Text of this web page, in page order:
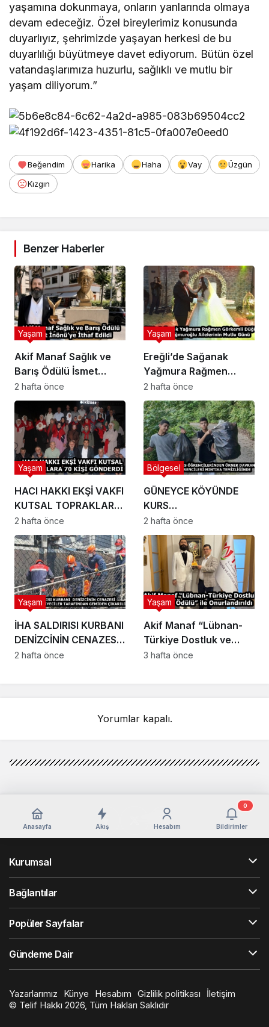
yaşamına dokunmaya, onların yanlarında olmaya
devam edeceğiz. Özel bireylerimiz konusunda
duyarlıyız, şehrimizde yaşayan herkesi de bu
duyarlılığı büyütmeye davet ediyorum. Bütün özel
vatandaşlarımıza huzurlu, sağlıklı ve mutlu bir
yaşam diliyorum.”
Beğendim Harika Haha Vay
Üzgün
Kızgın
Benzer Haberler
Akif Manaf Sağlık ve
Barış Ödülü İsmet
İnönü’ye İthaf Edildi
Yaşam
2 hafta önce
Ereğli’de Sağanak
Yağmura Rağmen
Görkemli Düğün: Köse
ve Yağmuroğlu
Ailelerinin Mutlu Günü
Yaşam
2 hafta önce
HACI HAKKI EKŞİ VAKFI
KUTSAL TOPRAKLARA
70 KİŞİ GÖNDERDİ
Yaşam
2 hafta önce
GÜNEYCE KÖYÜNDE
KURS
ÖĞRENCİLERİNDEN
ÖRNEK DAVRANIŞ
KUR’AN KURSU
ÖĞRENCİLERİ MINTIKA
TEMİZLİĞİNDE
Bölgesel
2 hafta önce
İHA SALDIRISI KURBANI
DENİZCİNİN CENAZESİ
TRABZON’DA
Yaşam
2 hafta önce
Akif Manaf “Lübnan-
Türkiye Dostluk ve
Barış Ödülü” ile
Yaşam
3 hafta önce
Yorumlar kapalı.
Anasayfa Akış Hesabım Bildirimler
0
Kurumsal
Bağlantılar
Popüler Sayfalar
Gündeme Dair
Yazarlarımız Künye Hesabım Gizlilik politikası
İletişim
© Telif Hakkı 2026, Tüm Hakları Saklıdır